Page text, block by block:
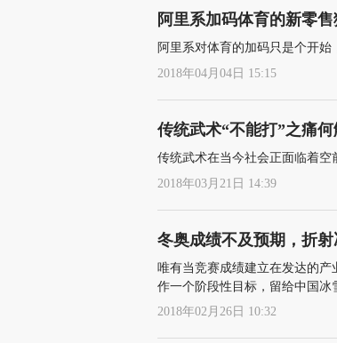
阿里系加码体育的新零
阿里系对体育的加码只是个开
2018年04月04日 15:15
传统武术“不能打”之痛何
传统武术在当今社会正面临着
2018年03月21日 14:39
冬奥成绩不及预期，折
唯有当竞赛成绩建立在发达的产
作一个阶段性目标，留给中国冰
2018年02月26日 10:32